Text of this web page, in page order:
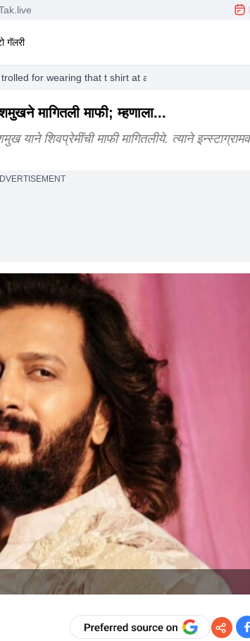
गॅलरी
for wearing that t shirt at a party entertainment
मागितली माफी; म्हणाला...
शिवप्रेमींची माफी मागितलीये. त्याने